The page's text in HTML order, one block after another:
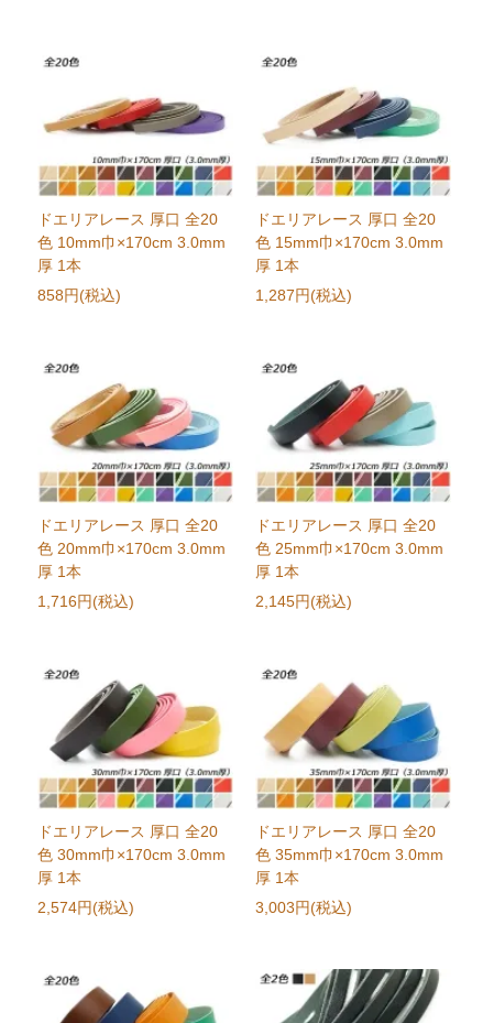
ドエリアレース 厚口 全20
色 10mm巾×170cm 3.0mm
厚 1本
858円(税込)
ドエリアレース 厚口 全20
色 15mm巾×170cm 3.0mm
厚 1本
1,287円(税込)
ドエリアレース 厚口 全20
色 20mm巾×170cm 3.0mm
厚 1本
1,716円(税込)
ドエリアレース 厚口 全20
色 25mm巾×170cm 3.0mm
厚 1本
2,145円(税込)
ドエリアレース 厚口 全20
色 30mm巾×170cm 3.0mm
厚 1本
2,574円(税込)
ドエリアレース 厚口 全20
色 35mm巾×170cm 3.0mm
厚 1本
3,003円(税込)